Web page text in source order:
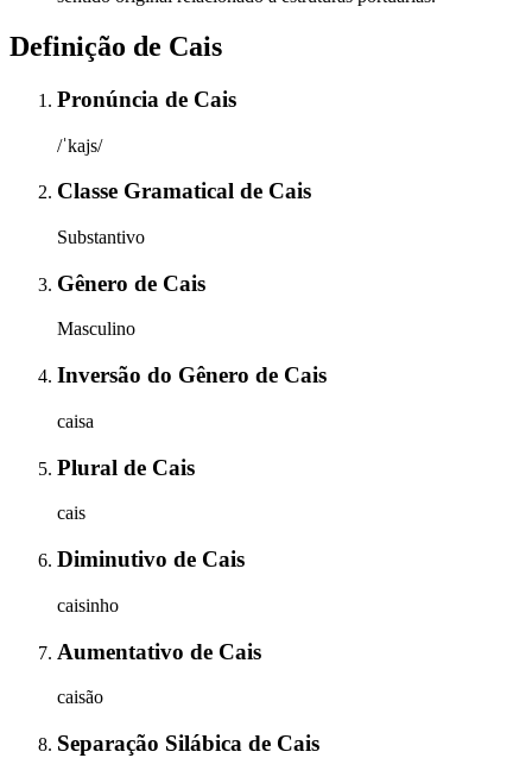
Definição de Cais
Pronúncia de Cais
/ˈkajs/
Classe Gramatical de Cais
Substantivo
Gênero de Cais
Masculino
Inversão do Gênero de Cais
caisa
Plural de Cais
cais
Diminutivo de Cais
caisinho
Aumentativo de Cais
caisão
Separação Silábica de Cais